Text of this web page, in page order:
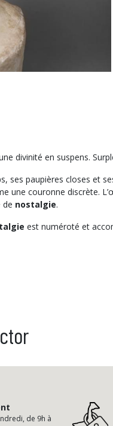
divinité en suspens.
ses paupières closes et
une couronne discrète.
de nostalgie.
est numéroté et
de 9h à